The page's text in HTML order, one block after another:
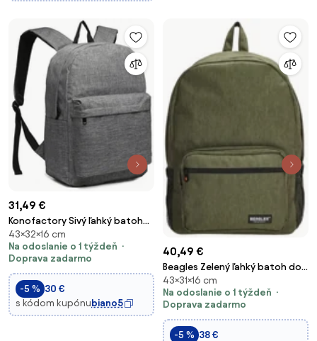
31,49 €
Konofactory Sivý ľahký batoh
do školy "Basic" 12L
43×32×16 cm
Na odoslanie o 1 týždeň
Doprava zadarmo
-5 % 30 €
s kódom kupónubiano5
40,49 €
Beagles Zelený ľahký batoh do
školy "Rock" 12L
43×31×16 cm
Na odoslanie o 1 týždeň
Doprava zadarmo
-5 % 38 €